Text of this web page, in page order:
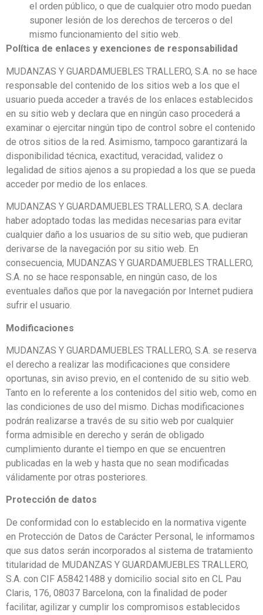
el orden público, o que de cualquier otro modo puedan
suponer lesión de los derechos de terceros o del
mismo funcionamiento del sitio web.
Política de enlaces y exenciones de responsabilidad
MUDANZAS Y GUARDAMUEBLES TRALLERO, S.A. no se hace
responsable del contenido de los sitios web a los que el
usuario pueda acceder a través de los enlaces establecidos
en su sitio web y declara que en ningún caso procederá a
examinar o ejercitar ningún tipo de control sobre el contenido
de otros sitios de la red. Asimismo, tampoco garantizará la
disponibilidad técnica, exactitud, veracidad, validez o
legalidad de sitios ajenos a su propiedad a los que se pueda
acceder por medio de los enlaces.
MUDANZAS Y GUARDAMUEBLES TRALLERO, S.A. declara
haber adoptado todas las medidas necesarias para evitar
cualquier daño a los usuarios de su sitio web, que pudieran
derivarse de la navegación por su sitio web. En
consecuencia, MUDANZAS Y GUARDAMUEBLES TRALLERO,
S.A. no se hace responsable, en ningún caso, de los
eventuales daños que por la navegación por Internet pudiera
sufrir el usuario.
Modificaciones
MUDANZAS Y GUARDAMUEBLES TRALLERO, S.A. se reserva
el derecho a realizar las modificaciones que considere
oportunas, sin aviso previo, en el contenido de su sitio web.
Tanto en lo referente a los contenidos del sitio web, como en
las condiciones de uso del mismo. Dichas modificaciones
podrán realizarse a través de su sitio web por cualquier
forma admisible en derecho y serán de obligado
cumplimiento durante el tiempo en que se encuentren
publicadas en la web y hasta que no sean modificadas
válidamente por otras posteriores.
Protección de datos
De conformidad con lo establecido en la normativa vigente
en Protección de Datos de Carácter Personal, le informamos
que sus datos serán incorporados al sistema de tratamiento
titularidad de MUDANZAS Y GUARDAMUEBLES TRALLERO,
S.A. con CIF A58421488 y domicilio social sito en CL Pau
Claris, 176, 08037 Barcelona, con la finalidad de poder
facilitar, agilizar y cumplir los compromisos establecidos